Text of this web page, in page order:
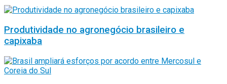
Produtividade no agronegócio brasileiro e
capixaba